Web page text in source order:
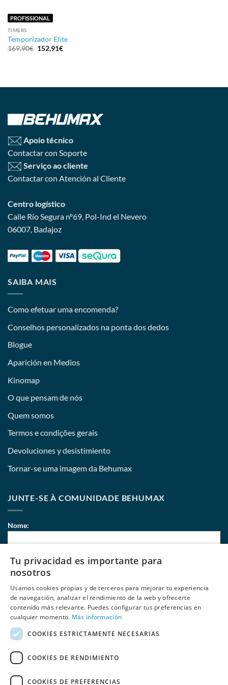
PROFISSIONAL
TIMERS
Temporizador Elite
169,90€ O
preço
152,91€O
Apoio técnico
Contactar con Soporte
Serviço ao cliente
Contactar con Atención al Cliente
Centro logístico
Calle Río Segura nº69, Pol-Ind el Nevero
06007, Badajoz
SAIBA MAIS
Como efetuar uma encomenda?
Conselhos personalizados na ponta dos dedos
Blogue
Aparición en Medios
Kinomap
O que pensam de nós
Quem somos
Termos e condições gerais
Devoluciones y desistimiento
Tornar-se uma imagem da Behumax
JUNTE-SE À COMUNIDADE BEHUMAX
Nome:
Correio eletrónico:
de Behumax
Tu privacidad es importante para
nosotros
Usamos cookies propias y de terceros para mejorar tu experiencia
de navegación, analizar el rendimiento de la web y ofrecerte
contenido más relevante. Puedes configurar tus preferencias en
cualquier momento. Más información
COOKIES ESTRICTAMENTE NECESARIAS
COOKIES DE RENDIMIENTO
COOKIES DE PREFERENCIAS